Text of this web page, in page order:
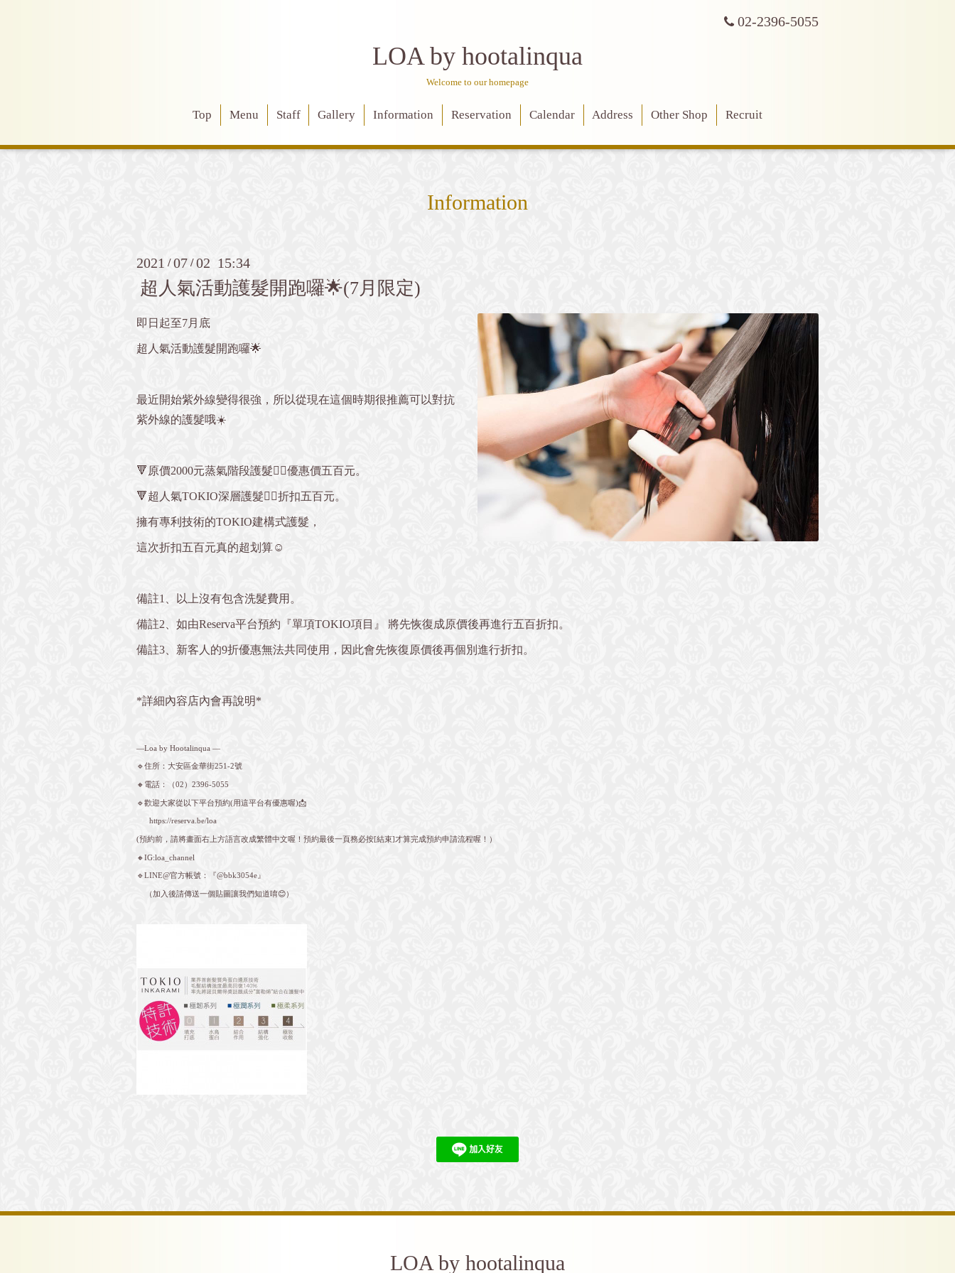
02-2396-5055
LOA by hootalinqua
Welcome to our homepage
Top Menu Staff Gallery Information Reservation Calendar Address Other Shop Recruit
Information
2021 /07 /02 15:34
超人氣活動護髮開跑囉🌟(7月限定)
即日起至7月底
超人氣活動護髮開跑囉🌟
最近開始紫外線變得很強，所以從現在這個時期很推薦可以對抗
紫外線的護髮哦☀️
🔻原價2000元蒸氣階段護髮👉🏻優惠價五百元。
🔻超人氣TOKIO深層護髮👉🏻折扣五百元。
擁有專利技術的TOKIO建構式護髮，
這次折扣五百元真的超划算☺️
備註1、以上沒有包含洗髮費用。
備註2、如由Reserva平台預約『單項TOKIO項目』 將先恢復成原價後再進行五百折扣。
備註3、新客人的9折優惠無法共同使用，因此會先恢復原價後再個別進行折扣。
*詳細內容店內會再說明*
—Loa by Hootalinqua —
🔹住所：大安區金華街251-2號
🔸電話： （02）2396-5055
🔹歡迎大家從以下平台預約(用這平台有優惠喔)📩
https://reserva.be/loa
(預約前，請將畫面右上方語言改成繁體中文喔！預約最後一頁務必按[結束]才算完成預約申請流程喔！）
🔸IG:loa_channel
🔹LINE@官方帳號：『@bbk3054e』
（加入後請傳送一個貼圖讓我們知道唷😊）
LOA by hootalinqua